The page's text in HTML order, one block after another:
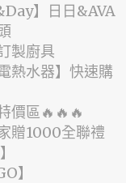
】️日日&AVA
製廚具
熱水器】快速購
價區🔥🔥🔥
贈1000全聯禮
】️